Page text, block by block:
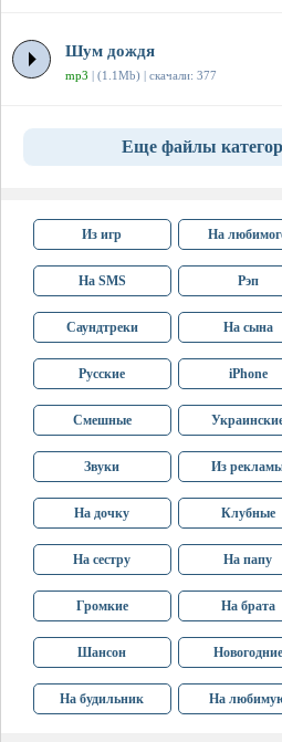
Шум дождя
mp3 | (1.1Mb) | скачали: 377
Еще файлы
Из игр На
На SMS Рэп
Саундтреки На сына
Русские iPhone
Смешные
Звуки Из
На дочку Клубные
На сестру На папу
Громкие На брата
Шансон Новогодние
На будильник На